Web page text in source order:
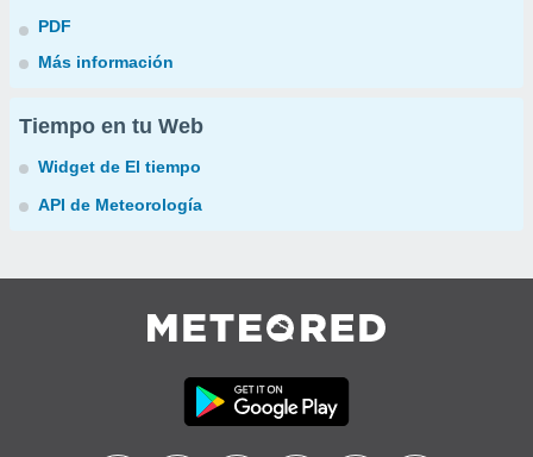
PDF
Más información
Tiempo en tu Web
Widget de El tiempo
API de Meteorología